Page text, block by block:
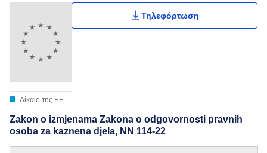
Δίκαιο της ΕΕ
Τηλεφόρτωση
Zakon o izmjenama Zakona o odgovornosti pravnih
osoba za kaznena djela, NN 114-22